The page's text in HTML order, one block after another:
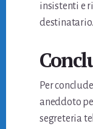
insistenti e
destinatario.
Per
aneddoto
segreteria